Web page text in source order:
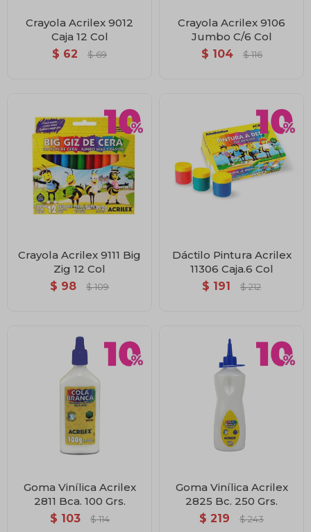
Crayola Acrilex 9012
Caja 12 Col
$ 62 $ 69
Crayola Acrilex 9106
Jumbo C/6 Col
$ 104 $ 116
Crayola Acrilex 9111 Big
Zig 12 Col
$ 98 $ 109
Dáctilo Pintura Acrilex
11306 Caja.6 Col
$ 191 $ 212
Goma Vinílica Acrilex
2811 Bca. 100 Grs.
$ 103 $ 114
Goma Vinílica Acrilex
2825 Bc. 250 Grs.
$ 219 $ 243